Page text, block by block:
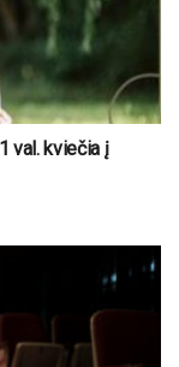
val. kviečia į